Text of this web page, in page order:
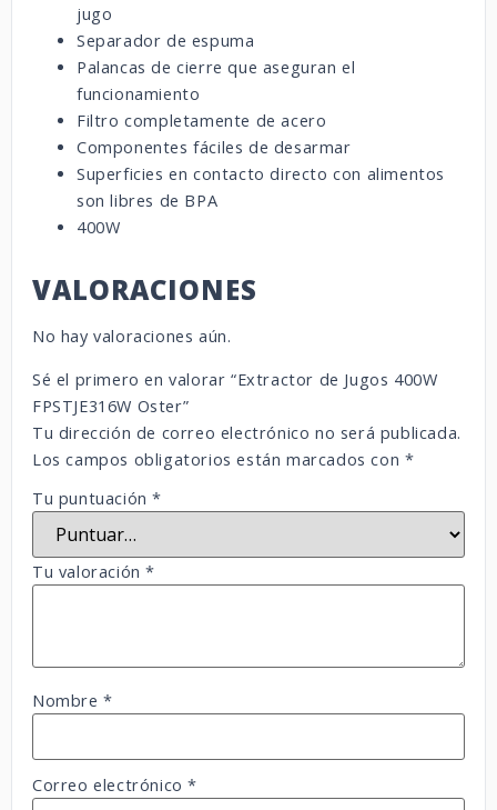
jugo
Separador de espuma
Palancas de cierre que aseguran el
funcionamiento
Filtro completamente de acero
Componentes fáciles de desarmar
Superficies en contacto directo con alimentos
son libres de BPA
400W
VALORACIONES
No hay valoraciones aún.
Sé el primero en valorar “Extractor de Jugos 400W
FPSTJE316W Oster”
Tu dirección de correo electrónico no será publicada.
Los campos obligatorios están marcados con *
Tu puntuación*
Tu valoración*
Nombre*
Correo electrónico*